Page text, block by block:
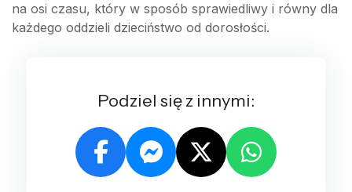
na osi czasu, który w sposób sprawiedliwy i równy dla
każdego oddzieli dzieciństwo od dorosłości.
Podziel się z innymi: